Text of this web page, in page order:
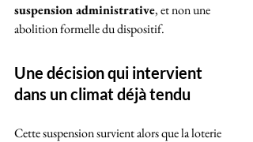
suspension administrative, et non une
abolition formelle du dispositif.
Une décision qui intervient
dans un climat déjà tendu
Cette suspension survient alors que la loterie